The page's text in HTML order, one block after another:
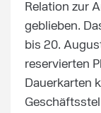
Relation zur
geblieben.
bis 20.
reservierten
Dauerkarten